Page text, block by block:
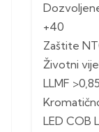
+40
Zaštite
Životni
LLMF >0,85
LED COB